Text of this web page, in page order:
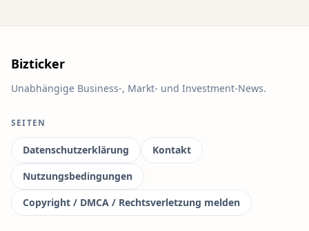
Bizticker
Unabhängige Business-, Markt- und Investment-News.
SEITEN
Datenschutzerklärung
Kontakt
Nutzungsbedingungen
Copyright / DMCA / Rechtsverletzung melden